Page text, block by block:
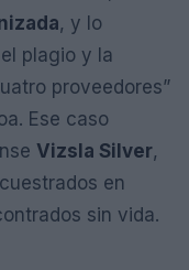
, y lo
plagio y la
proveedores”
Ese caso
Vizsla Silver,
en
sin vida.